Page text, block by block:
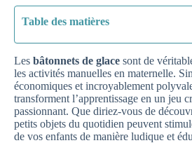
Table des matières
Les bâtonnets de glace sont de
les activités manuelles en maternelle.
économiques et incroyablement
transforment l’apprentissage en un jeu
passionnant. Que diriez-vous de
petits objets du quotidien peuvent
de vos enfants de manière ludique et